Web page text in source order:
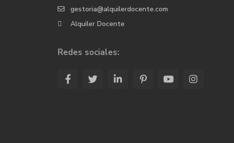
gestoria@alquilerdocente.com
Alquiler Docente
Redes sociales: